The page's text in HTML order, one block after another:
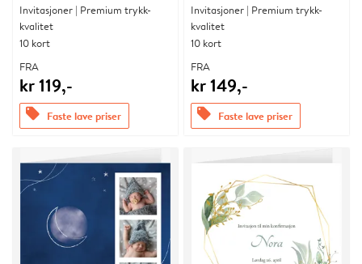
Invitasjoner | Premium trykk-
kvalitet
10 kort
FRA
kr 119,-
offers Faste lave priser
Invitasjoner | Premium trykk-
kvalitet
10 kort
FRA
kr 149,-
offers Faste lave priser